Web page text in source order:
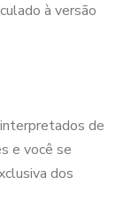
à versão
de
e você se
dos